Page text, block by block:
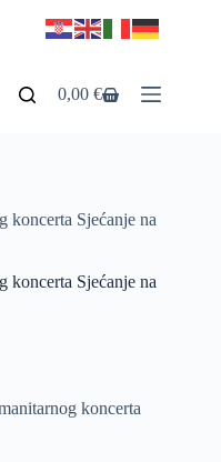
0,00€
koncerta Sjećanje na
koncerta Sjećanje na
koncerta